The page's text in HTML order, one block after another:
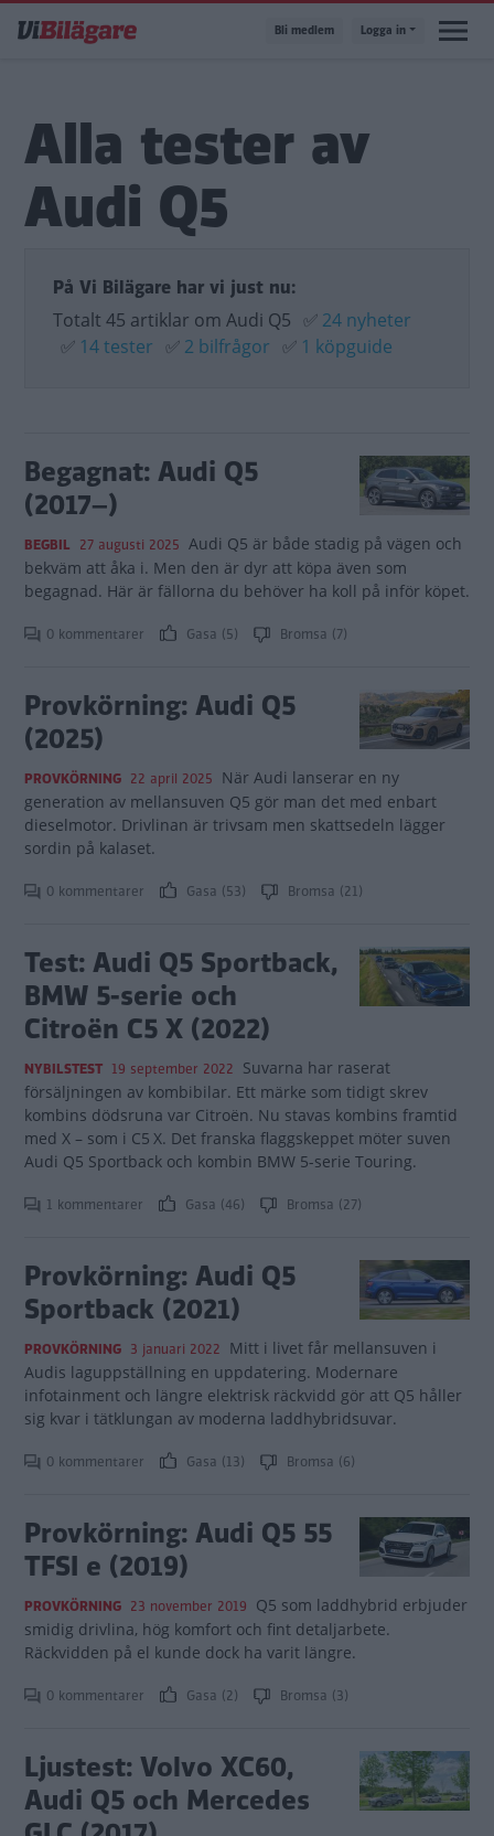
till
Bli medlem Logga in
Alla tester av
Audi Q5
På Vi Bilägare har vi just nu:
Totalt 45 artiklar om Audi Q5 ✅ 24 nyheter
✅ 14 tester ✅ 2 bilfrågor ✅ 1 köpguide
Begagnat: Audi Q5
(2017–)
BEGBIL 27 augusti 2025 Audi Q5 är både stadig på vägen och
bekväm att åka i. Men den är dyr att köpa även som
begagnad. Här är fällorna du behöver ha koll på inför köpet.
0 kommentarer Gasa (5) Bromsa (7)
Provkörning: Audi Q5
(2025)
PROVKÖRNING 22 april 2025 När Audi lanserar en ny
generation av mellansuven Q5 gör man det med enbart
dieselmotor. Drivlinan är trivsam men skattsedeln lägger
sordin på kalaset.
0 kommentarer Gasa (53) Bromsa (21)
Test: Audi Q5 Sportback,
BMW 5-serie och
Citroën C5 X (2022)
NYBILSTEST 19 september 2022 Suvarna har raserat
försäljningen av kombibilar. Ett märke som tidigt skrev
kombins dödsruna var Citroën. Nu stavas kombins framtid
med X – som i C5 X. Det franska flaggskeppet möter suven
Audi Q5 Sportback och kombin BMW 5-serie Touring.
1 kommentarer Gasa (46) Bromsa (27)
Provkörning: Audi Q5
Sportback (2021)
PROVKÖRNING 3 januari 2022 Mitt i livet får mellansuven i
Audis laguppställning en uppdatering. Modernare
infotainment och längre elektrisk räckvidd gör att Q5 håller
sig kvar i tätklungan av moderna laddhybridsuvar.
0 kommentarer Gasa (13) Bromsa (6)
Provkörning: Audi Q5 55
TFSI e (2019)
PROVKÖRNING 23 november 2019 Q5 som laddhybrid erbjuder
smidig drivlina, hög komfort och fint detaljarbete.
Räckvidden på el kunde dock ha varit längre.
0 kommentarer Gasa (2) Bromsa (3)
Ljustest: Volvo XC60,
Audi Q5 och Mercedes